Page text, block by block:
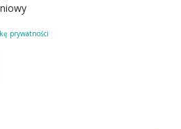
prywatności